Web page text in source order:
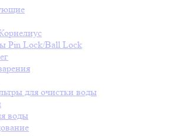
Pin Lock/Ball Lock
для очистки воды
воды